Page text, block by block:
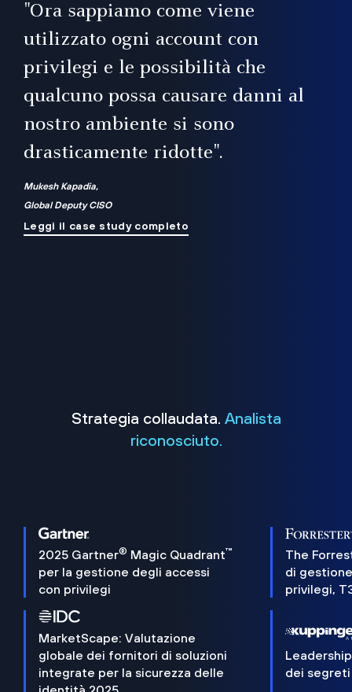
"Ora sappiamo come viene
utilizzato ogni account con
privilegi e le possibilità che
qualcuno possa causare danni al
nostro ambiente si sono
drasticamente ridotte".
Mukesh Kapadia,
Global Deputy CISO
Leggi il case study completo
Strategia collaudata. Analista
riconosciuto.
2025 Gartner® Magic Quadrant™
per la gestione degli accessi
con privilegi
The
di
privilegi,
MarketScape: Valutazione
globale dei fornitori di soluzioni
integrate per la sicurezza delle
dei segreti